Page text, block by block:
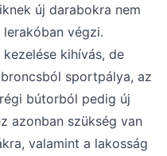
új darabokra nem
végzi.
kihívás, de
sportpálya, az
bútorból pedig új
azonban szükség van
valamint a lakosság